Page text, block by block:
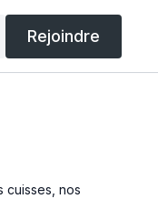
Rejoindre
cuisses, nos